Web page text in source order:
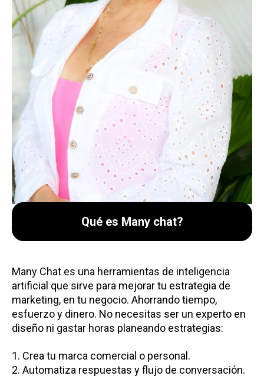
Qué es Many chat?
Many Chat es una herramientas de inteligencia
artificial que sirve para mejorar tu estrategia de
marketing, en tu negocio. Ahorrando tiempo,
esfuerzo y dinero. No necesitas ser un experto en
diseño ni gastar horas planeando estrategias:
1. Crea tu marca comercial o personal.
2. Automatiza respuestas y flujo de conversación.